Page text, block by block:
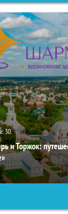
30
и Торжок: